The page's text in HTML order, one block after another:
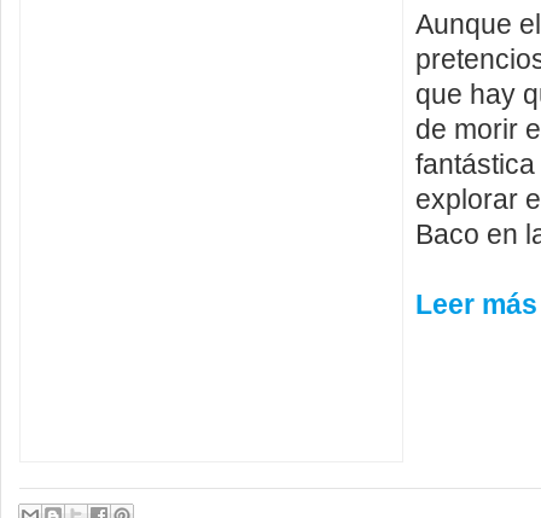
Aunque
que hay
de morir
explorar
Baco en
Leer más